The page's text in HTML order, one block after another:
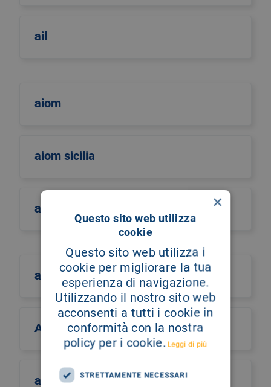
ail
aiom
aiom sicilia
airo
aism
Aismac
aiutiamo il burundi
×
Questo sito web utilizza
cookie
Questo sito web utilizza i
cookie per migliorare la tua
esperienza di navigazione.
Utilizzando il nostro sito web
acconsenti a tutti i cookie in
conformità con la nostra
policy per i cookie. Leggi di più
STRETTAMENTE NECESSARI